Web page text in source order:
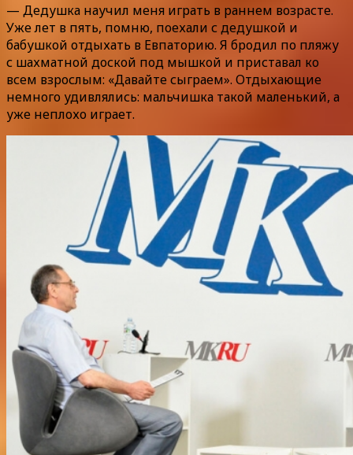
— Дедушка научил меня играть в раннем возрасте.
Уже лет в пять, помню, поехали с дедушкой и
бабушкой отдыхать в Евпаторию. Я бродил по пляжу
с шахматной доской под мышкой и приставал ко
всем взрослым: «Давайте сыграем». Отдыхающие
немного удивлялись: мальчишка такой маленький, а
уже неплохо играет.